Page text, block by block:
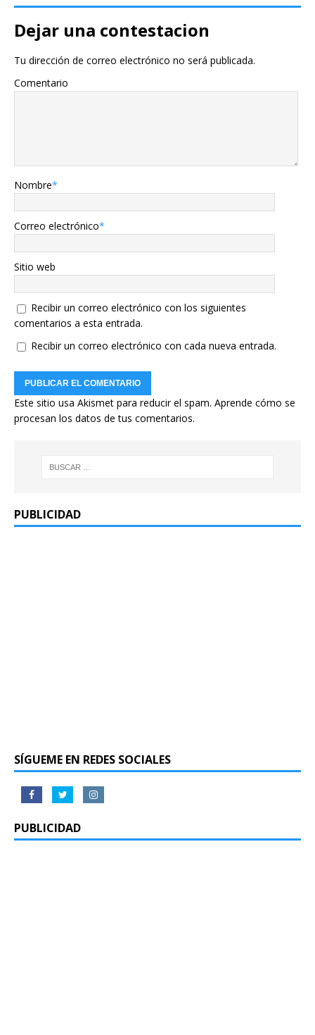
Dejar una contestacion
Tu dirección de correo electrónico no será publicada.
Comentario
Nombre*
Correo electrónico*
Sitio web
Recibir un correo electrónico con los siguientes
comentarios a esta entrada.
Recibir un correo electrónico con cada nueva entrada.
Este sitio usa Akismet para reducir el spam. Aprende cómo se
procesan los datos de tus comentarios.
PUBLICIDAD
SÍGUEME EN REDES SOCIALES
PUBLICIDAD